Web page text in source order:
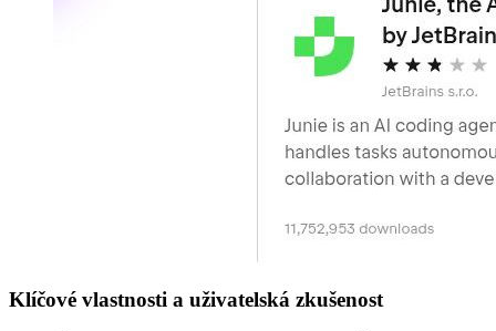
Klíčové vlastnosti a uživatelská zkušenost